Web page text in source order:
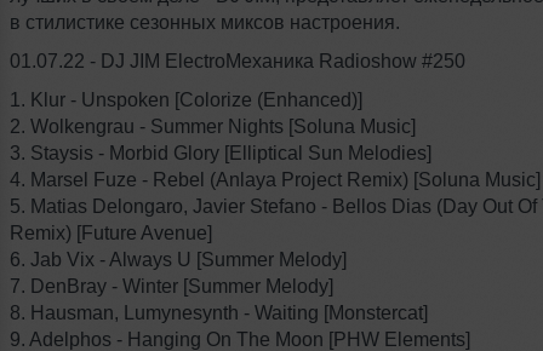
в стилистике сезонных миксов настроения.
01.07.22 - DJ JIM ElectroМеханика Radioshow #250
1. Klur - Unspoken [Colorize (Enhanced)]
2. Wolkengrau - Summer Nights [Soluna Music]
3. Staysis - Morbid Glory [Elliptical Sun Melodies]
4. Marsel Fuze - Rebel (Anlaya Project Remix) [Soluna Music]
5. Matias Delongaro, Javier Stefano - Bellos Dias (Day Out Of
Remix) [Future Avenue]
6. Jab Vix - Always U [Summer Melody]
7. DenBray - Winter [Summer Melody]
8. Hausman, Lumynesynth - Waiting [Monstercat]
9. Adelphos - Hanging On The Moon [PHW Elements]